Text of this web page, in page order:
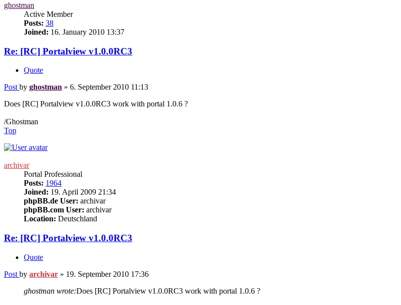
ghostman
Active Member
Posts: 38
Joined: 16. January 2010 13:37
Re: [RC] Portalview v1.0.0RC3
Quote
Post by ghostman » 6. September 2010 11:13
Does [RC] Portalview v1.0.0RC3 work with portal 1.0.6 ?
/Ghostman
Top
archivar
Portal Professional
Posts: 1964
Joined: 19. April 2009 21:34
phpBB.de User: archivar
phpBB.com User: archivar
Location: Deutschland
Re: [RC] Portalview v1.0.0RC3
Quote
Post by archivar » 19. September 2010 17:36
ghostman wrote:Does [RC] Portalview v1.0.0RC3 work with portal 1.0.6 ?